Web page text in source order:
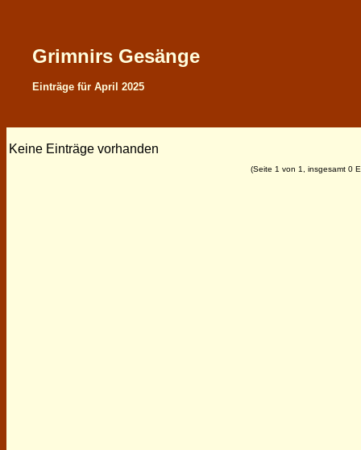
Grimnirs Gesänge
Einträge für April 2025
Keine Einträge vorhanden
(Seite 1 von 1, insgesamt 0